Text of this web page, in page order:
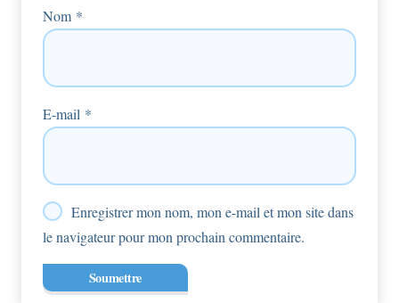
Nom *
E-mail *
Enregistrer mon nom, mon e-mail et mon site dans
le navigateur pour mon prochain commentaire.